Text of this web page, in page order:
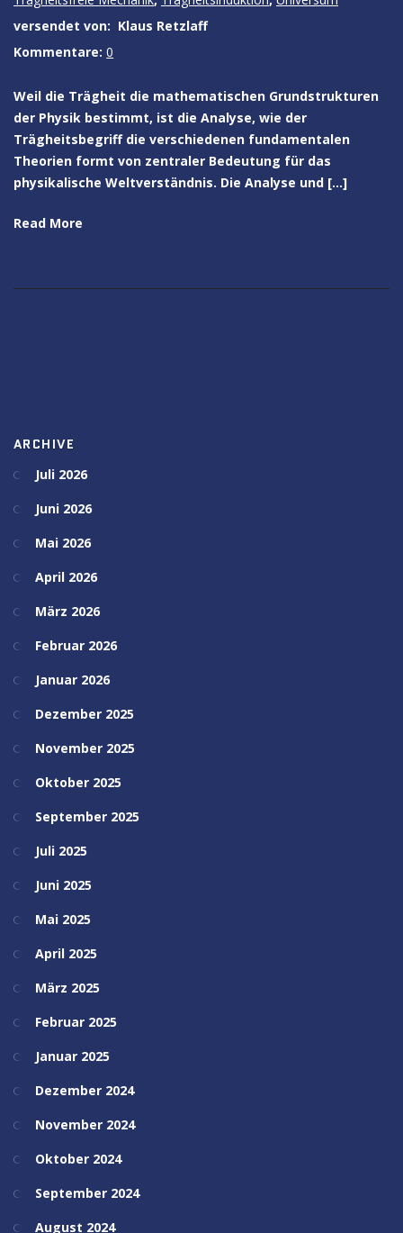
versendet von: Klaus Retzlaff
Kommentare: 0
Weil die Trägheit die mathematischen Grundstrukturen
der Physik bestimmt, ist die Analyse, wie der
Trägheitsbegriff die verschiedenen fundamentalen
Theorien formt von zentraler Bedeutung für das
physikalische Weltverständnis. Die Analyse und […]
Read More
ARCHIVE
Juli 2026
Juni 2026
Mai 2026
April 2026
März 2026
Februar 2026
Januar 2026
Dezember 2025
November 2025
Oktober 2025
September 2025
Juli 2025
Juni 2025
Mai 2025
April 2025
März 2025
Februar 2025
Januar 2025
Dezember 2024
November 2024
Oktober 2024
September 2024
August 2024